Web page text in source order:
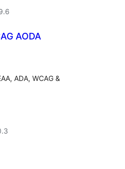
AODA
ADA, WCAG &